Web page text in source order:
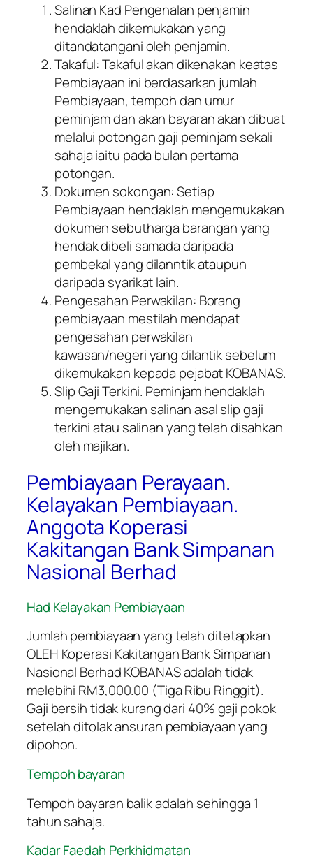
Salinan Kad Pengenalan penjamin
hendaklah dikemukakan yang
ditandatangani oleh penjamin.
Takaful: Takaful akan dikenakan keatas
Pembiayaan ini berdasarkan jumlah
Pembiayaan, tempoh dan umur
peminjam dan akan bayaran akan dibuat
melalui potongan gaji peminjam sekali
sahaja iaitu pada bulan pertama
potongan.
Dokumen sokongan: Setiap
Pembiayaan hendaklah mengemukakan
dokumen sebutharga barangan yang
hendak dibeli samada daripada
pembekal yang dilanntik ataupun
daripada syarikat lain.
Pengesahan Perwakilan: Borang
pembiayaan mestilah mendapat
pengesahan perwakilan
kawasan/negeri yang dilantik sebelum
dikemukakan kepada pejabat KOBANAS.
Slip Gaji Terkini. Peminjam hendaklah
mengemukakan salinan asal slip gaji
terkini atau salinan yang telah disahkan
oleh majikan.
Pembiayaan Perayaan.
Kelayakan Pembiayaan.
Anggota Koperasi
Kakitangan Bank Simpanan
Nasional Berhad
Had Kelayakan Pembiayaan
Jumlah pembiayaan yang telah ditetapkan
OLEH Koperasi Kakitangan Bank Simpanan
Nasional Berhad KOBANAS adalah tidak
melebihi RM3,000.00 (Tiga Ribu Ringgit).
Gaji bersih tidak kurang dari 40% gaji pokok
setelah ditolak ansuran pembiayaan yang
dipohon.
Tempoh bayaran
Tempoh bayaran balik adalah sehingga 1
tahun sahaja.
Kadar Faedah Perkhidmatan